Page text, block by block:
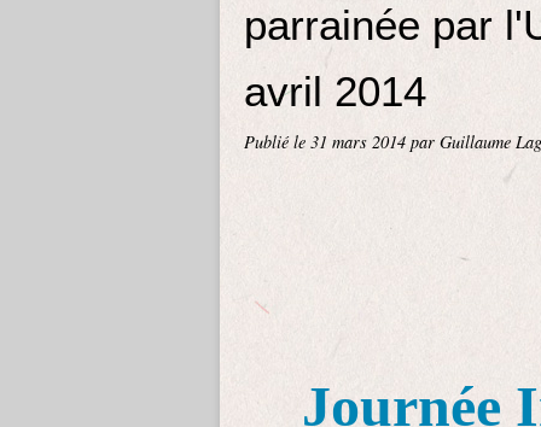
parrainée par
avril 2014
Publié le 31 mars 2014 par Guillaume
Journée